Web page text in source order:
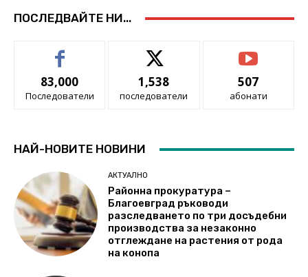
ПОСЛЕДВАЙТЕ НИ...
83,000
Последователи
1,538
последователи
507
абонати
НАЙ-НОВИТЕ НОВИНИ
АКТУАЛНО
Районна прокуратура –
Благоевград ръководи
разследването по три досъдебни
производства за незаконно
отглеждане на растения от рода
на конопа